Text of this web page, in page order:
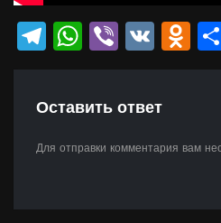
Telegram
Viber
VK
Оставить ответ
Для отправки комментария вам